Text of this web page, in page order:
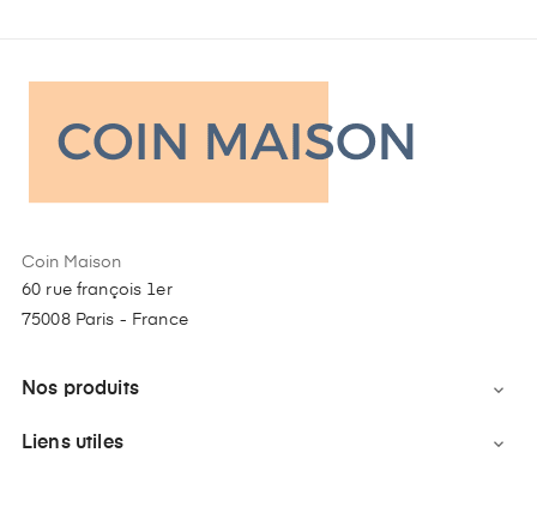
Coin Maison
60 rue françois 1er
75008 Paris - France
Nos produits 
Liens utiles 